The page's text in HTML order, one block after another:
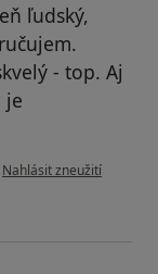
ľudský,
- top. Aj
je
podle názoru uživatele
Nahlásit zneužití